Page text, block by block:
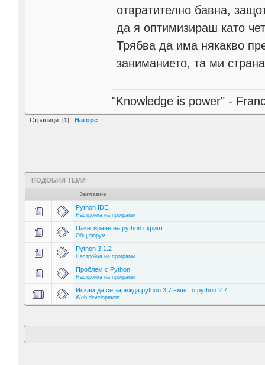
отвратително бавна,
да я оптимизираш като
Трябва да има някакво
заниманието, та ми
"Knowledge is power" -
Страници: [1] Нагоре
ПОДОБНИ ТЕМИ
Заглавие
Python IDE
Настройка на програми
Пакетиране на python скрипт
Общ форум
Python 3.1.2
Настройка на програми
Проблем с Python
Настройка на програми
Искам да се зарежда python 3.7 вместо python 2.7
Web development